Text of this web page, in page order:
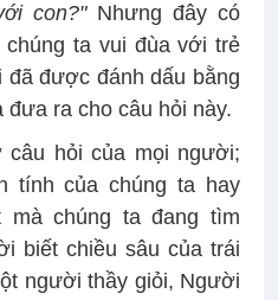
con?" Nhưng đây có
ta vui đùa với trẻ
đã được đánh dấu bằng
ra cho câu hỏi này.
câu hỏi của mọi người;
tính của chúng ta hay
mà chúng ta đang tìm
biết chiều sâu của trái
người thầy giỏi, Người